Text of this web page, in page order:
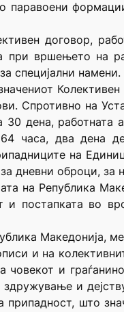
договор,
при вршењето на
специјални намени.
Спротивно на
дена, работната
часа, два дена
на
дневни оброци, за
на Република
постапката во
Македонија,
и на
и
и
припадност, што